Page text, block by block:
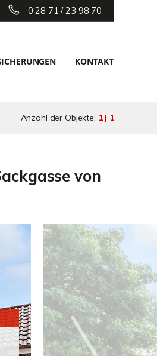
0 28 71 / 23 98 70
KONTAKT
Anzahl der Objekte: 1 | 1
von